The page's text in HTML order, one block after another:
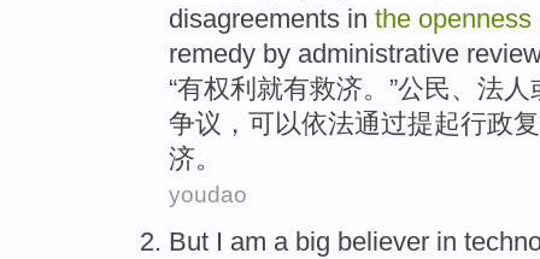
disagreements in the openness
remedy by administrative
“有权利就有救济。”公民、 法人
争议 ， 可以依法通过提起行政
济。
youdao
But I am a big believer in